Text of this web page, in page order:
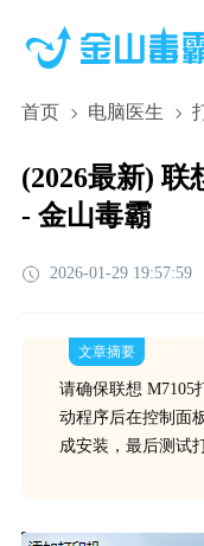
首页 电脑医生
(2026最新) 联
- 金山毒霸
2026-01-29 19:57:59
文章摘要
请确保联想 M7105
动程序后在控制面
成安装，最后测试